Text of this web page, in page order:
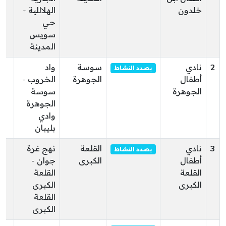
خلدون
الهلاللية -
حي
سويس
المدينة
2
نادي
أطفال
الجوهرة
بصدد النشاط
سوسة
الجوهرة
واد
الخروب -
سوسة
الجوهرة
وادي
بليبان
3
نادي
أطفال
القلعة
الكبرى
بصدد النشاط
القلعة
الكبرى
نهج غرة
جوان -
القلعة
الكبرى
القلعة
الكبرى